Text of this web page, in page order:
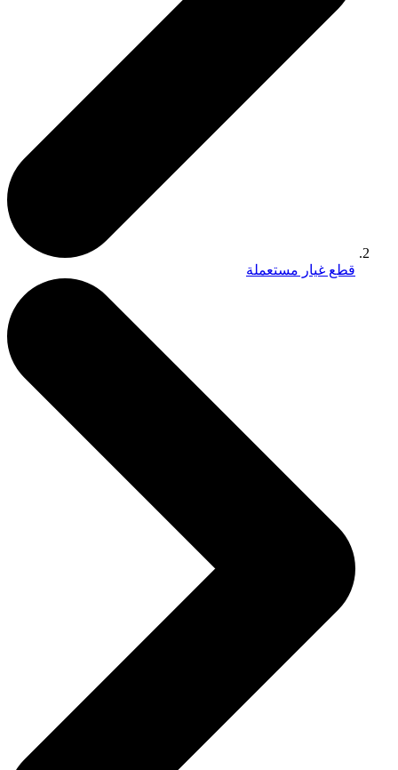
قطع غيار مستعملة